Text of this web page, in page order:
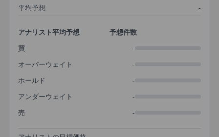
平均予想 -
アナリスト平均予想
予想件数
買
-
オーバーウェイト
-
ホールド
-
アンダーウェイト
-
売
-